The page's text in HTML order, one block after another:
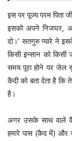
इस पर पूज्य परम पिता
इसको अपने निजघर,
दो।’ सतगुरु प्यारे ने
किसी इन्सान को
समय पूरा होने पर जेल
कैदी को बता देता है
है।
अगर उसके साथ वाले
हमारे पास (कैद में) और